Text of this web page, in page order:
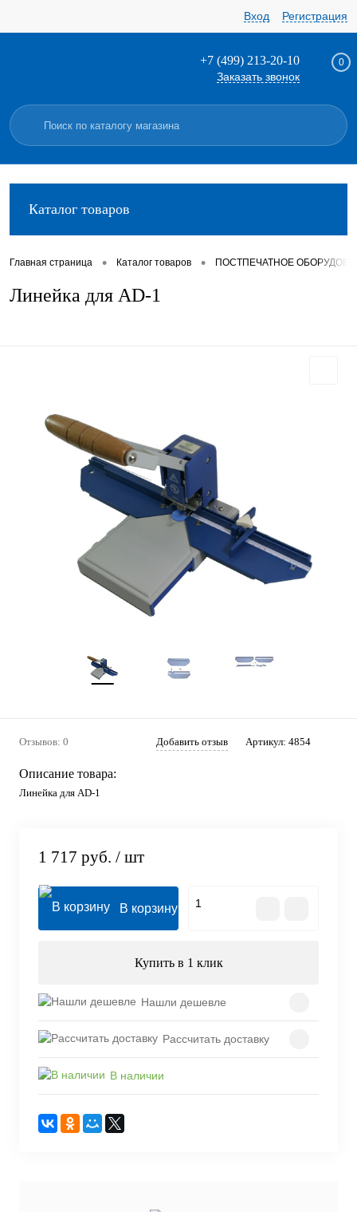
Вход Регистрация
+7 (499) 213-20-10
Заказать звонок
0
Каталог товаров
Главная страница • Каталог товаров • ПОСТПЕЧАТНОЕ
Линейка для AD-1
Отзывов: 0 Добавить отзыв Артикул: 4854
Описание товара:
Линейка для AD-1
1 717 руб. / шт
В корзину
Купить в 1 клик
Нашли дешевле
Рассчитать доставку
В наличии